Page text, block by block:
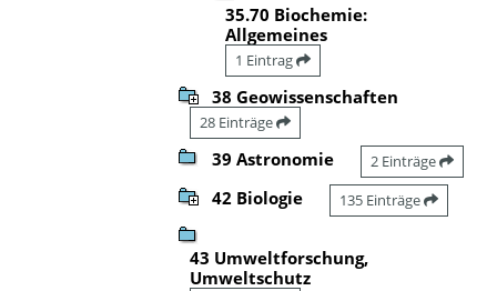
35.70 Biochemie:
Allgemeines
1 Eintrag
38 Geowissenschaften
28 Einträge
39 Astronomie 2 Einträge
42 Biologie 135 Einträge
43 Umweltforschung,
Umweltschutz